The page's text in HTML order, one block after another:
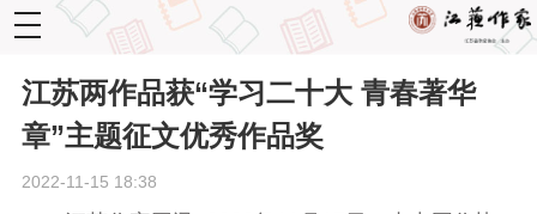
toggle
navigation
江苏两作品获“学习二十大 青春著华
章”主题征文优秀作品奖
2022-11-15 18:38